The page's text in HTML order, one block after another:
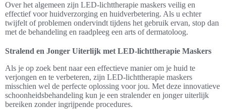
Over het algemeen zijn LED-lichttherapie maskers veilig en
effectief voor huidverzorging en huidverbetering. Als u echter
twijfelt of problemen ondervindt tijdens het gebruik ervan, stop dan
met de behandeling en raadpleeg een arts of dermatoloog.
Stralend en Jonger Uiterlijk met LED-lichttherapie Maskers
Als je op zoek bent naar een effectieve manier om je huid te
verjongen en te verbeteren, zijn LED-lichttherapie maskers
misschien wel de perfecte oplossing voor jou. Met deze innovatieve
schoonheidsbehandeling kun je een stralender en jonger uiterlijk
bereiken zonder ingrijpende procedures.